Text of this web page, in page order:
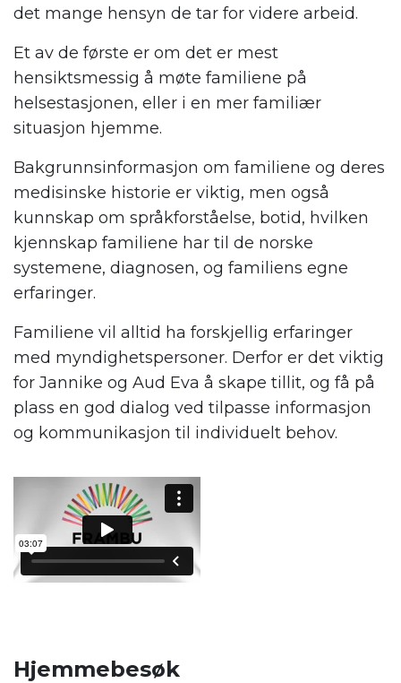
det mange hensyn de tar for videre arbeid.
Et av de første er om det er mest
hensiktsmessig å møte familiene på
helsestasjonen, eller i en mer familiær
situasjon hjemme.
Bakgrunnsinformasjon om familiene og deres
medisinske historie er viktig, men også
kunnskap om språkforståelse, botid, hvilken
kjennskap familiene har til de norske
systemene, diagnosen, og familiens egne
erfaringer.
Familiene vil alltid ha forskjellig erfaringer
med myndighetspersoner. Derfor er det viktig
for Jannike og Aud Eva å skape tillit, og få på
plass en god dialog ved tilpasse informasjon
og kommunikasjon til individuelt behov.
Hjemmebesøk